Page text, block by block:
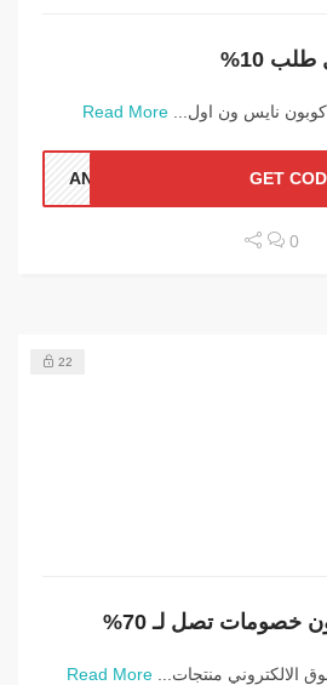
10%
نايس ون اول... Read More
GET
0
22
تصل لـ 70%
الالكتروني منتجات... Read More